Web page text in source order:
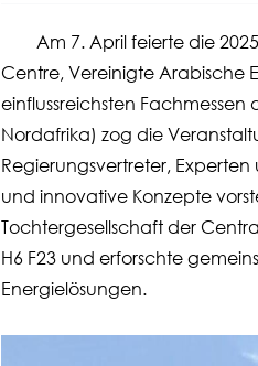
Am 7. April feierte die 2025
Centre, Vereinigte Arabische
einflussreichsten
Nordafrika) zog die
Regierungsvertreter,
und innovative Konzepte
Tochtergesellschaft der
H6 F23 und erforschte
Energielösungen.